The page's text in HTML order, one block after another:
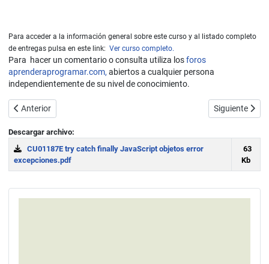
Para acceder a la información general sobre este curso y al listado completo
de entregas pulsa en este link: Ver curso completo.
Para hacer un comentario o consulta utiliza losforos
aprenderaprogramar.com, abiertos a cualquier persona
independientemente de su nivel de conocimiento.
Artículo anterior: Image JavaScript. new, complete, naturalWidth.
Anterior Artículo
Siguiente
Descargar archivo:
CU01187E try catch finally JavaScript objetos error
excepciones.pdf
63
Kb